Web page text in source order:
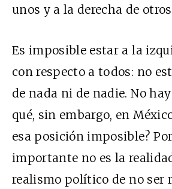
unos y a la derecha de
Es imposible estar a la
con respecto a todos: no
de nada ni de nadie. No
qué, sin embargo, en
esa posición imposible?
importante no es la
realismo político de no ser